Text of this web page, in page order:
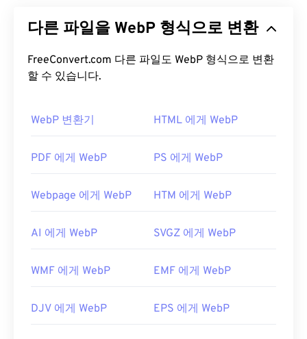
습니다.
CBR 파일을 어떻게 여나요?
형식을 읽을 수 있습니다. 다른 뷰어로는 역시 무료인
다. macOS 및 Linux/Unix에서는Calibre를
icomix를
사용하여 CBR 파일을 열 수 있습니다.
CBR은 아카이브 파일 형식이므로 변환하려면 파일
이브해야 합니다. 또는 파일 추출 후 개별 이미지를
JPG
및 CBR PDF
스 파일 형식입니다. WebP 이미지는JPEG(JPG)및
30% 더 작지만 시각적 품질은 비슷합니다. WebP 이
미지는 웹 페이지와 모바일 애플리케이션에서 빠르
WebP 파일을 어떻게 여나요?
WebP 파일을 여는 기본 프로그램은 여러 플랫폼에
일은
와Microsoft Paint 에서도 자동으로 열립
니다. Chrome을 제외한 모든 웹 브라우저는 WebP
IrfanView , Windows Photo Viewer , Adobe
그인을 설치해야 합니다.
다른 파일을 WebP 형식으로 변환
FreeConvert.com 다른 파일도 WebP 형식으로 변환
할 수 있습니다.
WebP 변환기 HTML 에게 WebP
PDF 에게 WebP PS 에게 WebP
Webpage 에게 WebP HTM 에게 WebP
AI 에게 WebP SVGZ 에게 WebP
WMF 에게 WebP EMF 에게 WebP
DJV 에게 WebP EPS 에게 WebP